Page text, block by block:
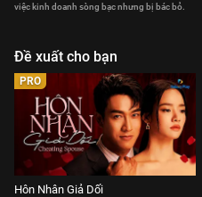
việc kinh doanh sòng bạc nhưng bị bác bỏ.
Đề xuất cho bạn
PRO
Hôn Nhân Giả Dối